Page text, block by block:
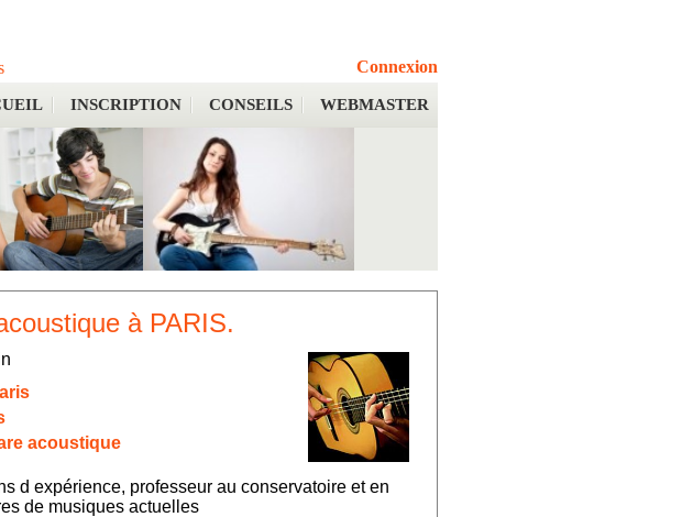
Connexion
INSCRIPTION CONSEILS WEBMASTER
à PARIS.
acoustique
d expérience, professeur au conservatoire et en
de musiques actuelles